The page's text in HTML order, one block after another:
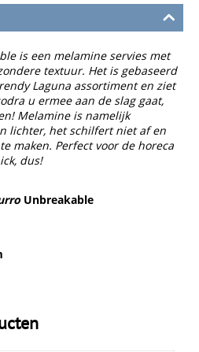
is een melamine servies met
textuur. Het is gebaseerd
Laguna assortiment en ziet
u ermee aan de slag gaat,
Melamine is namelijk
lichter, het schilfert niet af en
maken. Perfect voor de horeca
dus!
Unbreakable